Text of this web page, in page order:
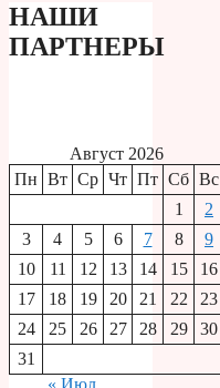
НАШИ
ПАРТНЕРЫ
Август 2026
Пн Вт Ср Чт Пт Сб Вс
1
2
3
4 5 6 7 8
9
10
11 12 13 14 15
16
17
18 19 20 21 22
23
24
25 26 27 28 29
30
31
« Июл